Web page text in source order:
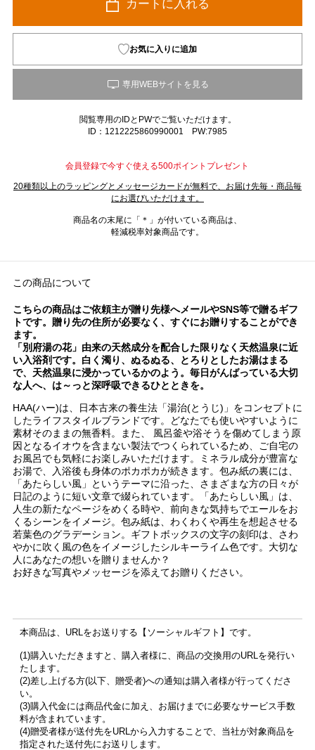
カートに入れる
お気に入りに追加
閲覧専用のIDとPWでご覧いただけます。
ID：1212225860990001 PW:7985
会員登録で今すぐ使える500ポイントプレゼント
20種類以上のラッピングとメッセージカードが無料で、お届け先毎・商品毎
にお選びいただけます。
商品名の末尾に「＊」が付いている商品は、
軽減税率対象商品です。
この商品について
こちらの商品はご依頼主が贈り先様へメールやSNS等で贈るギフ
トです。贈り先の住所が必要なく、すぐにお贈りすることができ
ます。
「別府湯の花」由来の天然成分を配合した限りなく天然温泉に近
い入浴剤です。白く濁り、ぬるぬる、とろりとしたお湯はまる
で、天然温泉に浸かっているかのよう。毎日がんばっている大切
な人へ、は～っと深呼吸できるひとときを。
HAA(ハー)は、日本古来の養生法「湯治(とうじ)」をコンセプトに
したライフスタイルブランドです。どなたでも使いやすいように
素材そのままの無香料。また、 風呂釜や浴そうを傷めてしまう原
因となるイオウを含まない製法でつくられているため、ご自宅の
お風呂でも気軽にお楽しみいただけます。ミネラル成分が豊富な
お湯で、入浴後も身体のポカポカが続きます。包み紙の裏には、
「あたらしい風」というテーマに沿った、さまざまな方の日々が
日記のように短い文章で綴られています。「あたらしい風」は、
人生の新たなページをめくる時や、前向きな気持ちでエールをお
くるシーンをイメージ。包み紙は、わくわくや再生を想起させる
若葉色のグラデーション。ギフトボックスの文字の刻印は、さわ
やかに吹く風の色をイメージしたシルキーライム色です。大切な
人にあなたの想いを贈りませんか？
お好きな写真やメッセージを添えてお贈りください。
本商品は、URLをお送りする【ソーシャルギフト】です。
(1)購入いただきますと、購入者様に、商品の交換用のURLを発行い
たします。
(2)差し上げる方(以下、贈受者)への通知は購入者様が行ってくださ
い。
(3)購入代金には商品代金に加え、お届けまでに必要なサービス手数
料が含まれています。
(4)贈受者様が送付先をURLから入力することで、当社が対象商品を
指定された送付先にお送りします。